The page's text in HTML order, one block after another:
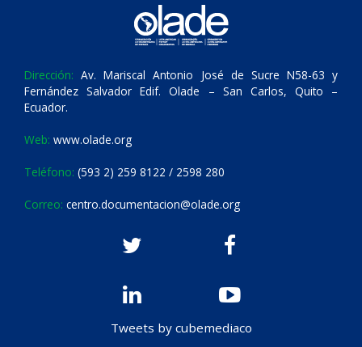
Dirección: Av. Mariscal Antonio José de Sucre N58-63 y
Fernández Salvador Edif. Olade – San Carlos, Quito –
Ecuador.
Web: www.olade.org
Teléfono: (593 2) 259 8122 / 2598 280
Correo: centro.documentacion@olade.org
Tweets by cubemediaco